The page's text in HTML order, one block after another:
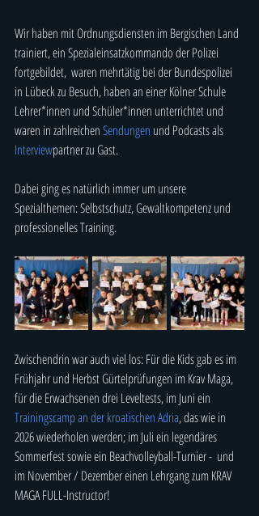
Wir haben mit Ordnungsdiensten im Bergischen Land
trainiert, ein Spezialeinsatzkommando der Polizei
fortgebildet,  waren mehrtätig bei der Bundespolizei
in Lübeck zu Besuch, haben an einer Kölner Schule
Lehrer*innen und Schüler*innen unterrichtet und
waren in zahlreichen Sendungen und Podcasts als
Interviewpartner zu Gast.
Dabei ging es natürlich immer um unsere
Spezialthemen: Selbstschutz, Gewaltkompetenz und
professionelles Training.
Zwischendrin war auch viel los: Für die Kids gab es im
Frühjahr und Herbst Gürtelprüfungen im Krav Maga,
für die Erwachsenen drei Leveltests, im Juni ein
Trainingscamp an der kroatischen Adria, das wie in
2026 wiederholen werden; im Juli ein legendäres
Sommerfest sowie ein Beachvolleyball-Turnier -  und
im November / Dezember einen Lehrgang zum KRAV
MAGA FULL-Instructor!